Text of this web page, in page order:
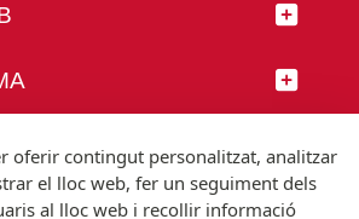
oferir contingut personalitzat, analitzar
el lloc web, fer un seguiment dels
al lloc web i recollir informació